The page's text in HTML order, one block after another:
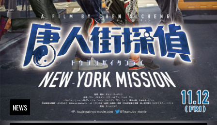
NEWS